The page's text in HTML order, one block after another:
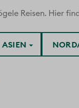
Reisen. Hier
ASIEN